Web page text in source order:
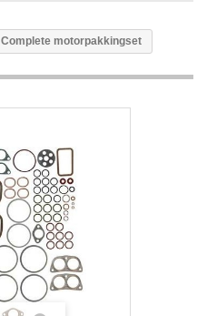
Complete motorpakkingset